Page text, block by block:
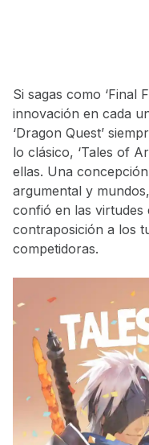
Si sagas como ‘Final
innovación en cada
‘Dragon Quest’
lo clásico, ‘Tales of
ellas. Una
argumental y
confió en las virtudes
contraposición a los
competidoras.